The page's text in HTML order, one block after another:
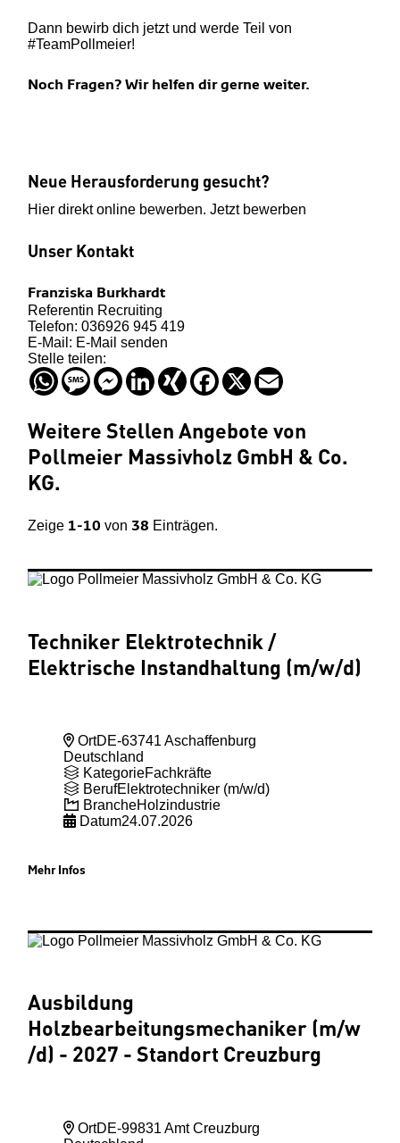
Dann bewirb dich jetzt und werde Teil von
#TeamPollmeier!
Noch Fragen? Wir helfen dir gerne weiter.
Neue Herausforderung gesucht?
Hier direkt online bewerben.Jetzt bewerben
Unser Kontakt
Franziska Burkhardt
Referentin Recruiting
Telefon:036926 945 419
E-Mail: E-Mail senden
Stelle teilen:
WhatsAppMessageMessenger
LinkedIn
XING Facebook
X
Weitere Stellen Angebote von
Pollmeier Massivholz GmbH & Co.
KG.
Zeige 1-10 von38 Einträgen.
Techniker Elektrotechnik /
Elektrische Instandhaltung (m/w/d)
OrtDE-63741 Aschaffenburg
Deutschland
KategorieFachkräfte
BerufElektrotechniker (m/w/d)
BrancheHolzindustrie
Datum24.07.2026
Mehr Infos
Ausbildung
Holzbearbeitungsmechaniker (m/w
/d) - 2027 - Standort Creuzburg
OrtDE-99831 Amt Creuzburg